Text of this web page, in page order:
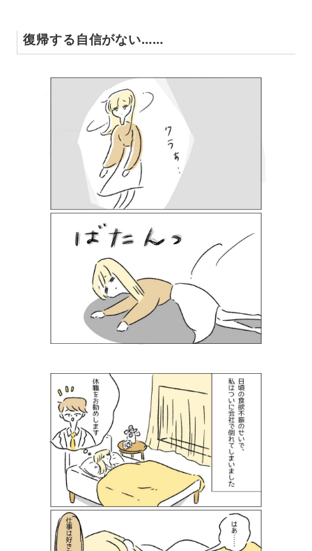
復帰する自信がない……